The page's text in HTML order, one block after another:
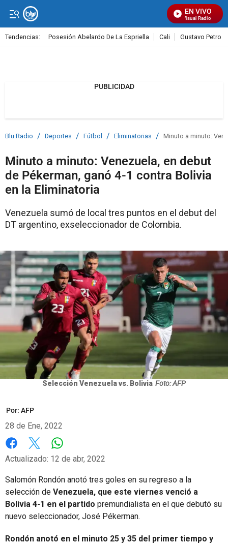
EN VIVO
Señal Visual Radio
Tendencias: Posesión Abelardo De La Espriella Cali Gustavo Petro
PUBLICIDAD
Blu Radio / Deportes / Fútbol / Eliminatorias / Minuto a minuto:
Minuto a minuto: Venezuela, en debut
de Pékerman, ganó 4-1 contra Bolivia
en la Eliminatoria
Venezuela sumó de local tres puntos en el debut del
DT argentino, exseleccionador de Colombia.
Selección Venezuela vs. Bolivia Foto: AFP
Por: AFP
28 de Ene, 2022
Facebook
X
Actualizado: 12 de abr, 2022
Salomón Rondón anotó tres goles en su regreso a la
selección de Venezuela, que este viernes venció a
Bolivia 4-1 en el partido premundialista en el que debutó su
nuevo seleccionador, José Pékerman.
Rondón anotó en el minuto 25 y 35 del primer tiempo y